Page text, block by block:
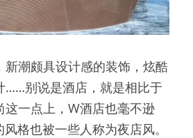
新潮颇具设计感的装饰，炫酷
……别说是酒店，就是相比于
一点上，W酒店也毫不逊
格也被一些人称为夜店风。